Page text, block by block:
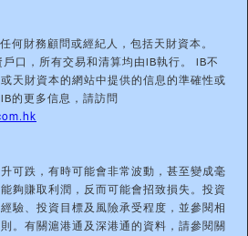
何財務顧問或經紀人，包括天財資本。
口，所有交易和清算均由IB執行。 IB不
天財資本的網站中提供的信息的準確性或
的更多信息，請訪問
可跌，有時可能會非常波動，甚至變成毫
夠賺取利潤，反而可能會招致損失。投資
驗、投資目標及風險承受程度，並參閱相
。有關滬港通及深港通的資料，請參閱關